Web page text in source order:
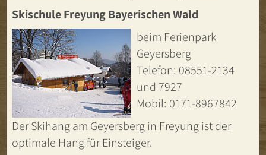
Skischule Freyung Bayerischen Wald
beim Ferienpark
Geyersberg
Telefon: 08551-2134
und 7927
Mobil: 0171-8967842
Der Skihang am Geyersberg in Freyung ist der
optimale Hang für Einsteiger.